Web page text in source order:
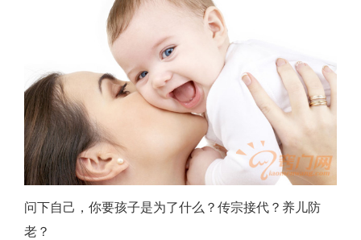
问下自己，你要孩子是为了什么？传宗接代？养儿防
老？